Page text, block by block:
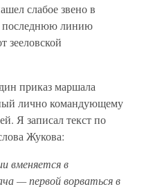
слабое звено в
последнюю линию
зееловской
приказ маршала
лично командующему
Я записал текст по
Жукова:
вменяется в
— первой ворваться в